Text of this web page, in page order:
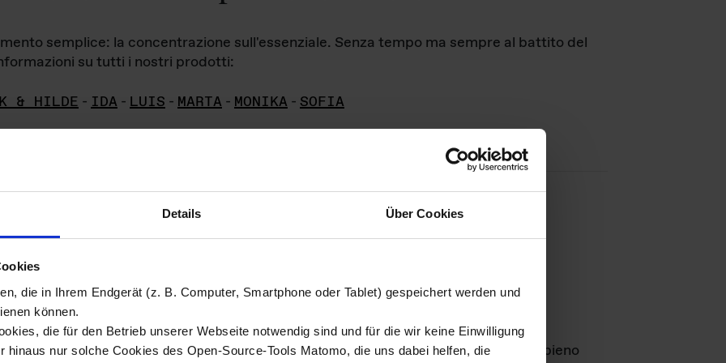
Details Über Cookies
die in Ihrem Endgerät (z. B. Computer, Smartphone oder Tablet) gespeichert werden und
können.
die für den Betrieb unserer Webseite notwendig sind und für die wir keine Einwilligung
hinaus nur solche Cookies des Open-Source-Tools Matomo, die uns dabei helfen, die
semplice: la concentrazione sull'essenziale. Senza tempo ma sempre al battito del
su tutti i nostri prodotti:
& HILDE - IDA - LUIS - MARTA - MONIKA - SOFIA
di immagini
materiale fotografico sono detenuti daDas ganze LebenGmbH e rimangono in pieno